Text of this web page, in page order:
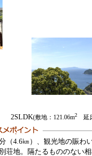
2SLDK(敷地：121.06m2延床
（4.6㎞）、観光地の賑
荘地。隔たるもののない